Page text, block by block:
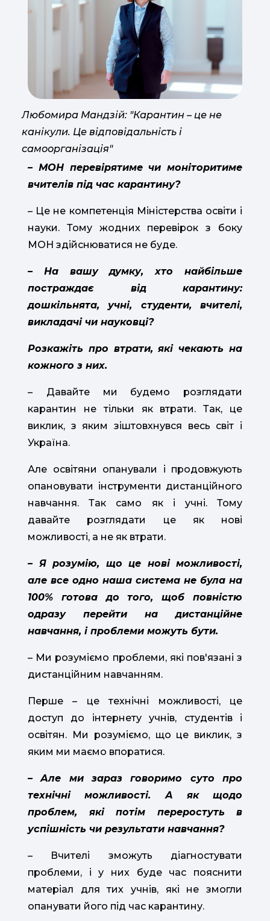
Любомира Мандзій: "Карантин – це не
канікули. Це відповідальність і
самоорганізація"
– МОН перевірятиме чи моніторитиме
вчителів під час карантину?
– Це не компетенція Міністерства освіти і
науки. Тому жодних перевірок з боку
МОН здійснюватися не буде.
– На вашу думку, хто найбільше
постраждає від карантину:
дошкільнята, учні, студенти, вчителі,
викладачі чи науковці?
Розкажіть про втрати, які чекають на
кожного з них.
–
Давайте ми будемо розглядати
карантин не тільки як втрати. Так, це
виклик, з яким зіштовхнувся весь світ і
Україна.
Але освітяни опанували і продовжують
опановувати інструменти дистанційного
навчання. Так само як і учні. Тому
давайте розглядати це як нові
можливості, а не як втрати.
– Я розумію, що це нові можливості,
але все одно наша система не була на
100% готова до того, щоб повністю
одразу перейти на дистанційне
навчання, і проблеми можуть бути.
– Ми розуміємо проблеми, які пов'язані з
дистанційним навчанням.
Перше – це технічні можливості, це
доступ до інтернету учнів, студентів і
освітян. Ми розуміємо, що це виклик, з
яким ми маємо впоратися.
– Але ми зараз говоримо суто про
технічні можливості. А як щодо
проблем, які потім переростуть в
успішність чи результати навчання?
–
Вчителі зможуть діагностувати
проблеми, і у них буде час пояснити
матеріал для тих учнів, які не змогли
опанувати його під час карантину.